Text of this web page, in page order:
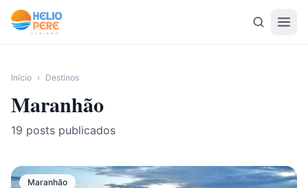
Pular para o conteúdo
Início › Destinos
Maranhão
19 posts publicados
Maranhão